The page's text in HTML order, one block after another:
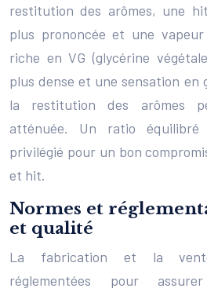
restitution des arômes, une
plus prononcée et une
riche en VG (glycérine
plus dense et une sensation en
la restitution des arômes
atténuée. Un ratio équilibré
privilégié pour un bon
et hit.
Normes et
et qualité
La fabrication et la
réglementées pour